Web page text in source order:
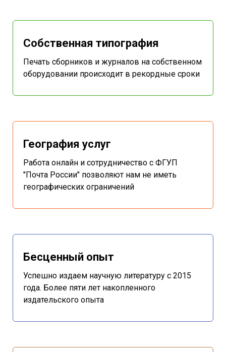
Собственная типография
Печать сборников и журналов на собственном
оборудовании происходит в рекордные сроки
География услуг
Работа онлайн и сотрудничество с ФГУП
"Почта России" позволяют нам не иметь
географических ограничений
Бесценный опыт
Успешно издаем научную литературу с 2015
года. Более пяти лет накопленного
издательского опыта